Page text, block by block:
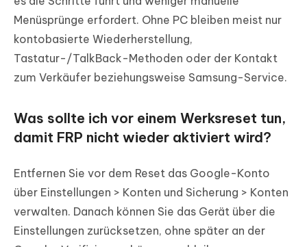
Menüsprünge erfordert. Ohne PC bleiben meist nur
kontobasierte Wiederherstellung,
Tastatur-/TalkBack-Methoden oder der Kontakt
zum Verkäufer beziehungsweise Samsung-Service.
Was sollte ich vor einem Werksreset tun,
damit FRP nicht wieder aktiviert wird?
Entfernen Sie vor dem Reset das Google-Konto
über Einstellungen > Konten und Sicherung > Konten
verwalten. Danach können Sie das Gerät über die
Einstellungen zurücksetzen, ohne später an der